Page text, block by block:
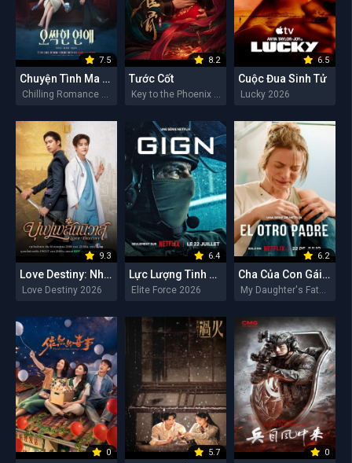
7.5
Chuyện Tình Ma Quái
8.2
Tước Cốt
6.5
Cuộc Đua Sinh Tử
Lucky 2026
9.3
Love Destiny: Nhân Duyên Tiền Định
Love Destiny 2026
6.4
Lực Lượng Tinh Nhuệ
Elite Force 2026
6.2
Cha Của Con Gái Tôi
My Daughter's Father 2026
0 5.7 0